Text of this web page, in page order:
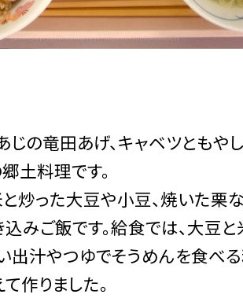
じの竜田あげ、キャベツともや
土料理です。
と炒った大豆や小豆、焼いた
みご飯です。給食では、大豆
い出汁やつゆでそうめんを食べ
作りました。